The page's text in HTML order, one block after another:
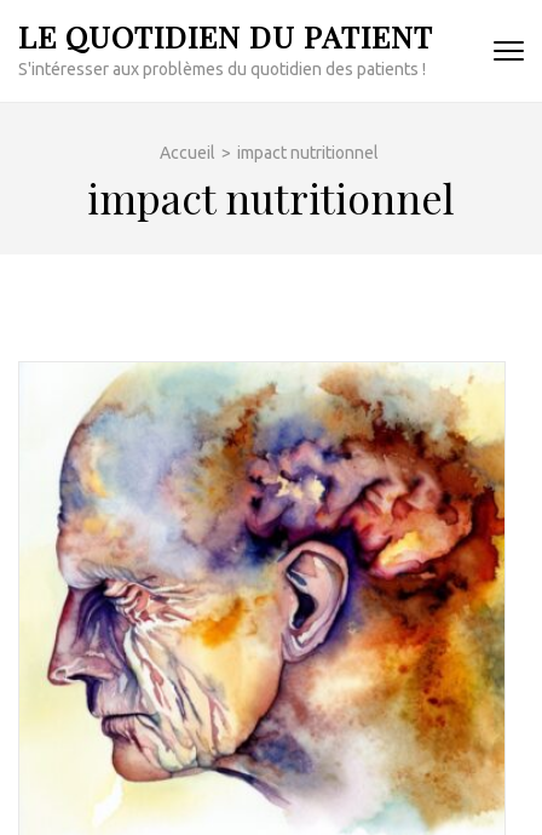
au
contenu
LE QUOTIDIEN DU PATIENT
S'intéresser aux problèmes du quotidien des patients !
Accueil > impact nutritionnel
impact nutritionnel